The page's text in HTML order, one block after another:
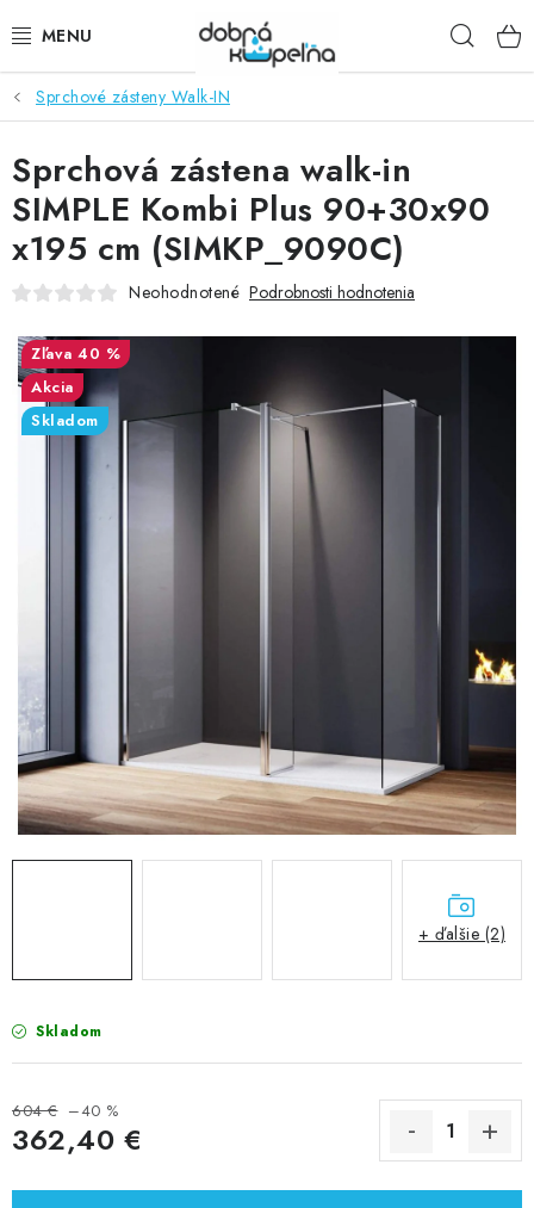
na
SPRCHOVÉ KÚTY
SPRCHOVÉ DVERE
BATÉRIE
VANE
KÚPEĽŇOVÝ NÁBYTOK
DOPLNKY
NÁHRADNÉ DIELY
Reklamačný poriadok
Ochrana osobných údajov GDPR
Kontakty
Predajňa Nitra
Formulár na vrátenie tovaru
Sprchové zásteny Walk-IN
Skladom
604 € –40 %
362,40 €
Sprchová zástena walk-in
SIMPLE Kombi Plus 90+30x90
x195 cm (SIMKP_9090C)
Neohodnotené Podrobnosti hodnotenia
40 %
Akcia
Skladom
+ ďalšie (2)